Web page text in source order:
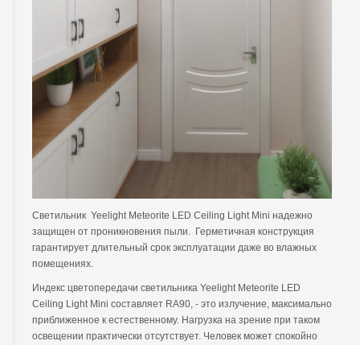
Светильник Yeelight Meteorite LED Ceiling Light Mini надежно
защищен от проникновения пыли. Герметичная конструкция
гарантирует длительный срок эксплуатации даже во влажных
помещениях.
Индекс цветопередачи светильника Yeelight Meteorite LED
Ceiling Light Mini составляет RA90, - это излучение, максимально
приближенное к естественному. Нагрузка на зрение при таком
освещении практически отсутствует. Человек может спокойно